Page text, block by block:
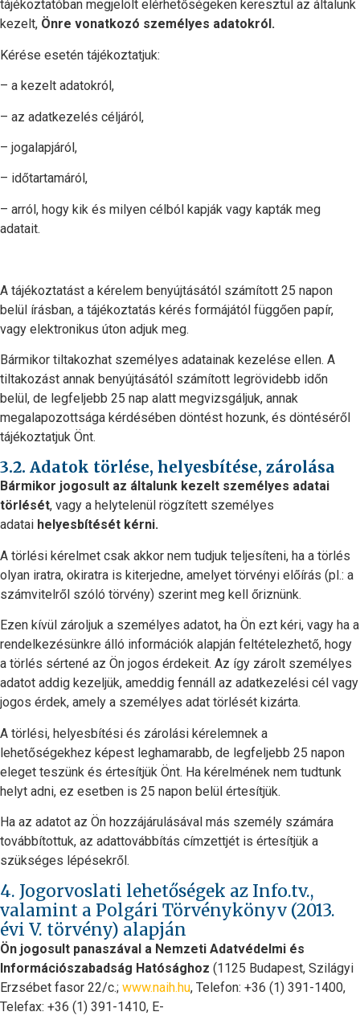
tájékoztatóban megjelölt elérhetőségeken keresztül az általunk
kezelt, Önre vonatkozó személyes adatokról.
Kérése esetén tájékoztatjuk:
– a kezelt adatokról,
– az adatkezelés céljáról,
– jogalapjáról,
– időtartamáról,
– arról, hogy kik és milyen célból kapják vagy kapták meg
adatait.
A tájékoztatást a kérelem benyújtásától számított 25 napon
belül írásban, a tájékoztatás kérés formájától függően papír,
vagy elektronikus úton adjuk meg.
Bármikor tiltakozhat személyes adatainak kezelése ellen. A
tiltakozást annak benyújtásától számított legrövidebb időn
belül, de legfeljebb 25 nap alatt megvizsgáljuk, annak
megalapozottsága kérdésében döntést hozunk, és döntéséről
tájékoztatjuk Önt.
3.2. Adatok törlése, helyesbítése, zárolása
Bármikor jogosult az általunk kezelt személyes adatai
törlését, vagy a helytelenül rögzített személyes
adatai helyesbítését kérni.
A törlési kérelmet csak akkor nem tudjuk teljesíteni, ha a törlés
olyan iratra, okiratra is kiterjedne, amelyet törvényi előírás (pl.: a
számvitelről szóló törvény) szerint meg kell őriznünk.
Ezen kívül zároljuk a személyes adatot, ha Ön ezt kéri, vagy ha a
rendelkezésünkre álló információk alapján feltételezhető, hogy
a törlés sértené az Ön jogos érdekeit. Az így zárolt személyes
adatot addig kezeljük, ameddig fennáll az adatkezelési cél vagy
jogos érdek, amely a személyes adat törlését kizárta.
A törlési, helyesbítési és zárolási kérelemnek a
lehetőségekhez képest leghamarabb, de legfeljebb 25 napon
eleget teszünk és értesítjük Önt. Ha kérelmének nem tudtunk
helyt adni, ez esetben is 25 napon belül értesítjük.
Ha az adatot az Ön hozzájárulásával más személy számára
továbbítottuk, az adattovábbítás címzettjét is értesítjük a
szükséges lépésekről.
4. Jogorvoslati lehetőségek az Info.tv.,
valamint a Polgári Törvénykönyv (2013.
évi V. törvény) alapján
Ön jogosult panaszával a Nemzeti Adatvédelmi és
Információszabadság Hatósághoz (1125 Budapest, Szilágyi
Erzsébet fasor 22/c.; www.naih.hu, Telefon: +36 (1) 391-1400,
Telefax: +36 (1) 391-1410, E-